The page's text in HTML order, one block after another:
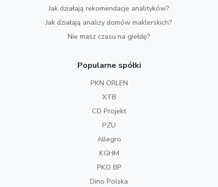
Jak działają rekomendacje analityków?
Jak działają analizy domów maklerskich?
Nie masz czasu na giełdę?
Popularne spółki
PKN ORLEN
XTB
CD Projekt
PZU
Allegro
KGHM
PKO BP
Dino Polska